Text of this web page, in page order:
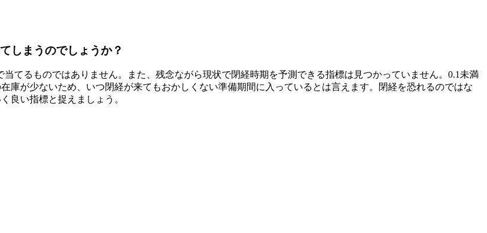
しまうのでしょうか？
てるものではありません。また、残念ながら現状で閉経時期を予測できる指標は見つかっていません。0.1未満
庫が少ないため、いつ閉経が来てもおかしくない準備期間に入っているとは言えます。閉経を恐れるのではな
良い指標と捉えましょう。